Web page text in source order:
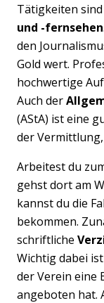
Tätigkeiten
und -fernsehen
den
Gold wert.
hochwertige
Auch der
(AStA) ist eine
der
Arbeitest du
gehst dort am
kannst du die
bekommen.
schriftliche
Wichtig dabei
der Verein eine
angeboten hat.